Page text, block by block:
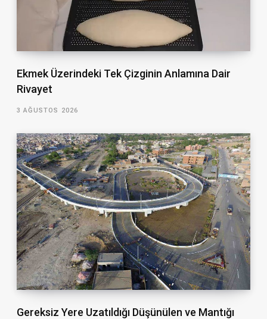
Ekmek Üzerindeki Tek Çizginin Anlamına Dair
Rivayet
3 AĞUSTOS 2026
Gereksiz Yere Uzatıldığı Düşünülen ve Mantığı